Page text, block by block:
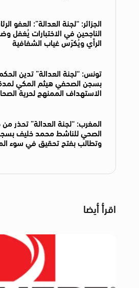
الجزائر: “لجنة العدالة”: العفو
الناجحين في الاختبارات يُغفل
الرأي ويُكرّس غياب الشفافية
تونس: “لجنة العدالة” تدين
بسجن الصحفي هيثم المكي
الاستهداف الممنهج لحرية
المغرب: “لجنة العدالة” تحذر
الصحي للناشط محمد خليف
وتطالب بفتح تحقيق في سوء
اقرأ أيضا